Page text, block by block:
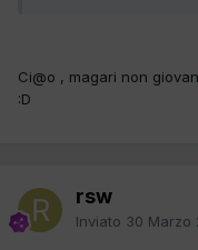
Ci@o , magari non
:D
rsw
Inviato 30 Marzo